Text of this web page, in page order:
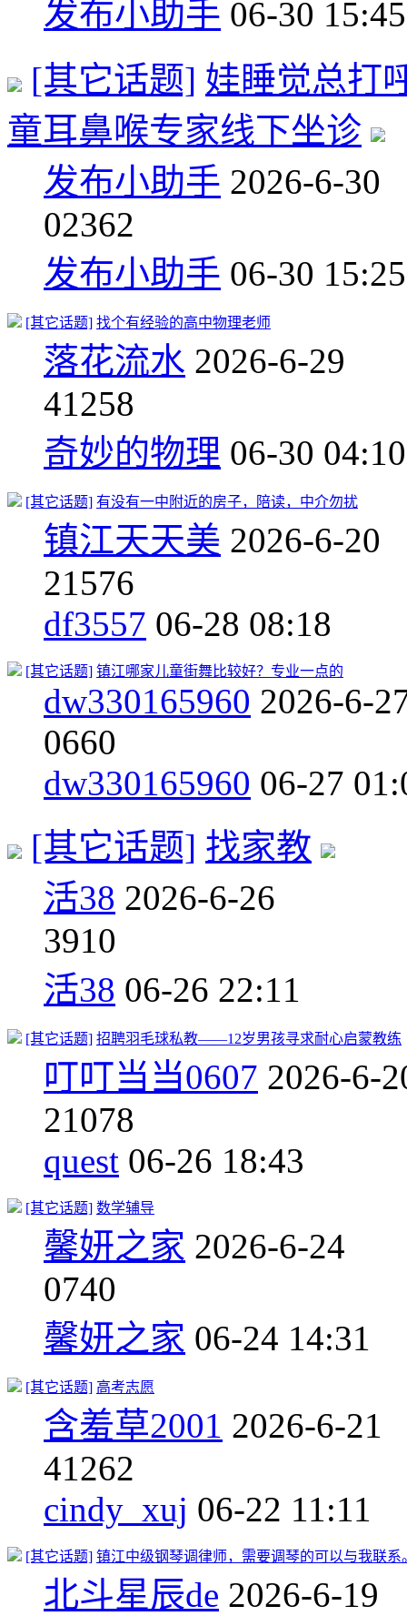
发布小助手 06-30 15:45
[其它话题] 娃睡觉总打
童耳鼻喉专家线下坐诊
发布小助手 2026-6-30
02362
发布小助手 06-30 15:25
[其它话题] 找个有经验的高中物理老师
落花流水 2026-6-29
41258
奇妙的物理 06-30 04:10
[其它话题] 有没有一中附近的房子，陪读，中介勿扰
镇江天天美 2026-6-20
21576
df3557 06-28 08:18
[其它话题] 镇江哪家儿童街舞比较好？专业一点的
dw330165960 2026-6-
0660
dw330165960 06-27
[其它话题] 找家教
活38 2026-6-26
3910
活38 06-26 22:11
[其它话题] 招聘羽毛球私教——12岁男孩寻求耐心启蒙教练
叮叮当当0607 2026-6-
21078
quest 06-26 18:43
[其它话题] 数学辅导
馨妍之家 2026-6-24
0740
馨妍之家 06-24 14:31
[其它话题] 高考志愿
含羞草2001 2026-6-21
41262
cindy_xuj 06-22 11:11
[其它话题] 镇江中级钢琴调律师，需要调琴的可以与我联系
北斗星辰de 2026-6-19